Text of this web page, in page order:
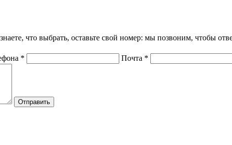
что выбрать, оставьте свой номер: мы позвоним, чтобы
* Почта *